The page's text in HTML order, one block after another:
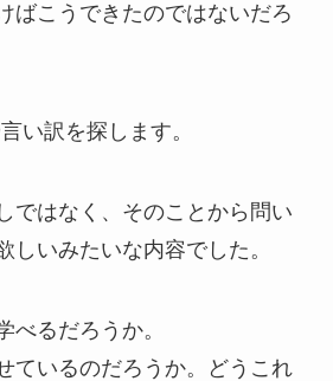
ばこうできたのではないだろ
い訳を探します。
ではなく、そのことから問い
しいみたいな内容でした。
べるだろうか。
ているのだろうか。どうこれ